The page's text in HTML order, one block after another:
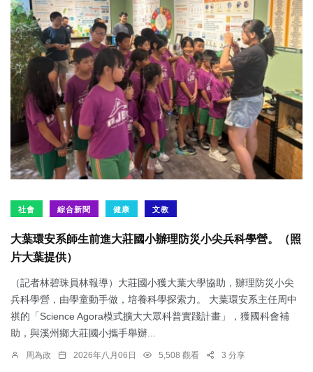
社會 綜合新聞 健康 文教
大葉環安系師生前進大莊國小辦理防災小尖兵科學營。（照
片大葉提供）
（記者林碧珠員林報導）大莊國小獲大葉大學協助，辦理防災小尖
兵科學營，由學童動手做，培養科學探索力。 大葉環安系主任周中
祺的「Science Agora模式擴大大眾科普實踐計畫」，獲國科會補
助，與溪州鄉大莊國小攜手舉辦...
周為政 2026年八月06日 5,508 觀看 3 分享